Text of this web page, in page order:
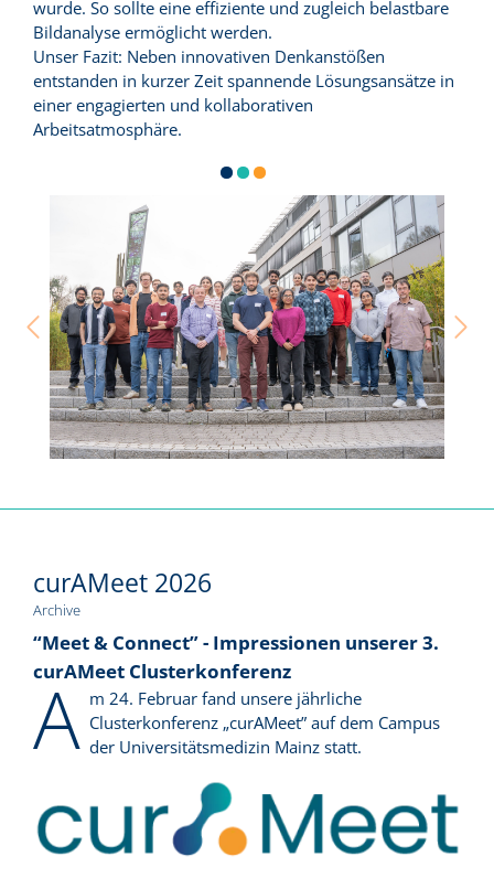
wurde. So sollte eine effiziente und zugleich belastbare
Bildanalyse ermöglicht werden.
Unser Fazit: Neben innovativen Denkanstößen
entstanden in kurzer Zeit spannende Lösungsansätze in
einer engagierten und kollaborativen
Arbeitsatmosphäre.
curAMeet 2026
Archive
“Meet & Connect” - Impressionen unserer 3.
curAMeet Clusterkonferenz
A m 24. Februar fand unsere jährliche
Clusterkonferenz „curAMeet” auf dem Campus
der Universitätsmedizin Mainz statt.